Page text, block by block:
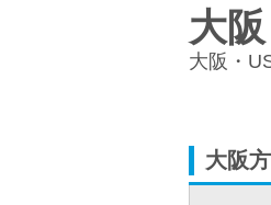
大
大阪・
大阪